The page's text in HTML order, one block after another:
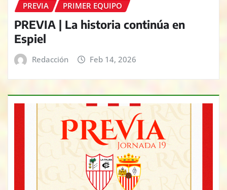
PREVIA PRIMER EQUIPO
PREVIA | La historia continúa en
Espiel
Redacción Feb 14, 2026